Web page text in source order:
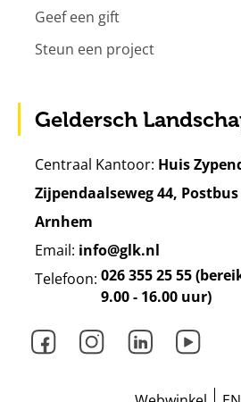
Geef een gift
Steun een project
Geldersch
Centraal Kantoor: Huis
Zijpendaalseweg 44, Postbus
Arnhem
Email: info@glk.nl
Telefoon: 026 355 25 55
9.00 - 16.00 uur)